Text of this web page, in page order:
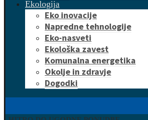
Ekologija
Eko inovacije
Napredne tehnologije
Eko-nasveti
Ekološka zavest
Komunalna energetika
Okolje in zdravje
Dogodki